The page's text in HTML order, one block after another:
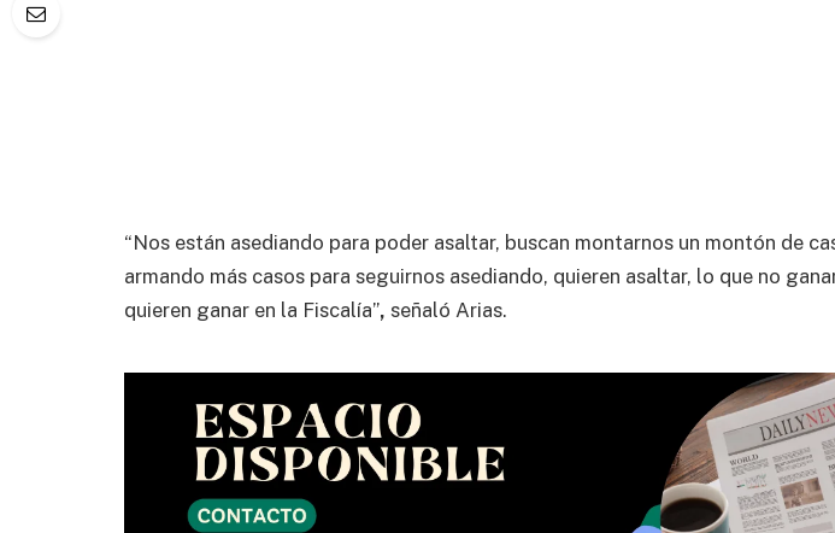
“Nos están asediando para poder asaltar, buscan montarnos un montón de
armando más casos para seguirnos asediando, quieren asaltar, lo que no
quieren ganar en la Fiscalía”, señaló Arias.